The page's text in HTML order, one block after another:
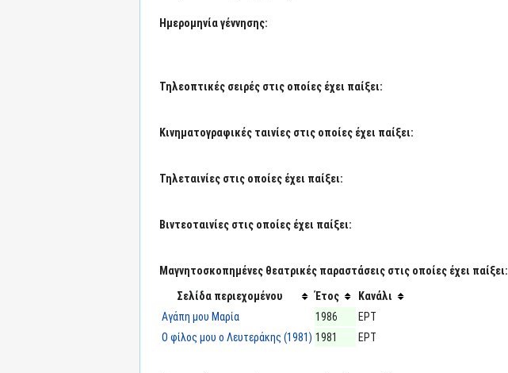
Ημερομηνία γέννησης:
Τηλεοπτικές σειρές στις οποίες έχει παίξει:
Κινηματογραφικές ταινίες στις οποίες έχει παίξει:
Τηλεταινίες στις οποίες έχει παίξει:
Βιντεοταινίες στις οποίες έχει παίξει:
Μαγνητοσκοπημένες θεατρικές παραστάσεις στις οποίες έχει παίξει:
Σελίδα περιεχομένου
Έτος
Κανάλι
Αγάπη μου Μαρία
1986
ΕΡΤ
Ο φίλος μου ο Λευτεράκης (1981) 1981 ΕΡΤ